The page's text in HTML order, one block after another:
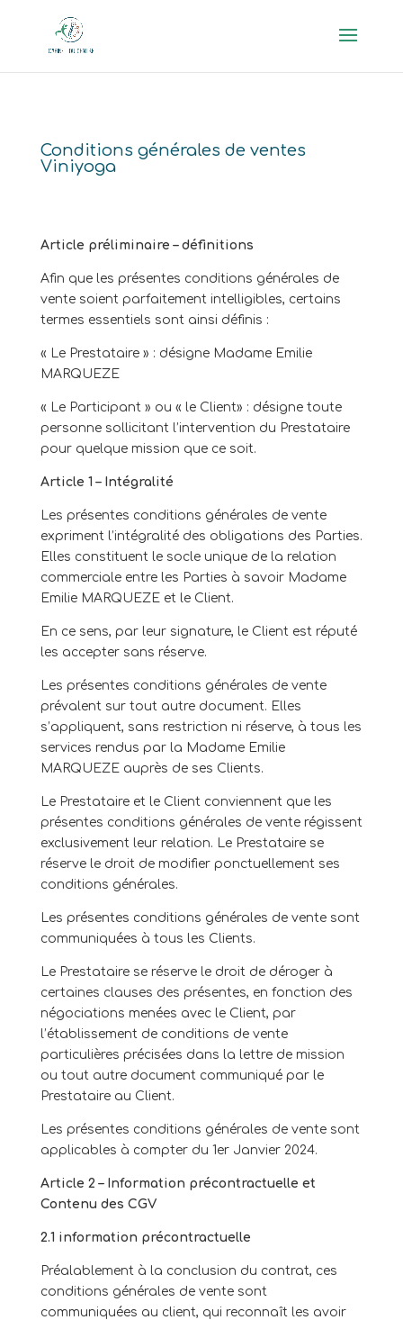
Conditions générales de ventes
Viniyoga
Article préliminaire – définitions
Afin que les présentes conditions générales de
vente soient parfaitement intelligibles, certains
termes essentiels sont ainsi définis :
« Le Prestataire » : désigne Madame Emilie
MARQUEZE
« Le Participant » ou « le Client» : désigne toute
personne sollicitant l’intervention du Prestataire
pour quelque mission que ce soit.
Article 1 – Intégralité
Les présentes conditions générales de vente
expriment l’intégralité des obligations des Parties.
Elles constituent le socle unique de la relation
commerciale entre les Parties à savoir Madame
Emilie MARQUEZE et le Client.
En ce sens, par leur signature, le Client est réputé
les accepter sans réserve.
Les présentes conditions générales de vente
prévalent sur tout autre document. Elles
s’appliquent, sans restriction ni réserve, à tous les
services rendus par la Madame Emilie
MARQUEZE auprès de ses Clients.
Le Prestataire et le Client conviennent que les
présentes conditions générales de vente régissent
exclusivement leur relation. Le Prestataire se
réserve le droit de modifier ponctuellement ses
conditions générales.
Les présentes conditions générales de vente sont
communiquées à tous les Clients.
Le Prestataire se réserve le droit de déroger à
certaines clauses des présentes, en fonction des
négociations menées avec le Client, par
l’établissement de conditions de vente
particulières précisées dans la lettre de mission
ou tout autre document communiqué par le
Prestataire au Client.
Les présentes conditions générales de vente sont
applicables à compter du 1erJanvier 2024.
Article 2 – Information précontractuelle et
Contenu des CGV
2.1 information précontractuelle
Préalablement à la conclusion du contrat, ces
conditions générales de vente sont
communiquées au client, qui reconnaît les avoir